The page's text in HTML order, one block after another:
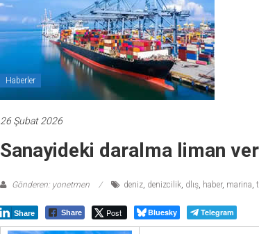
Haberler
26 Şubat 2026
Sanayideki daralma liman
Gönderen: yonetmen deniz, denizcilik, dlış, haber, marina,
Share Share Post Bluesky Telegram